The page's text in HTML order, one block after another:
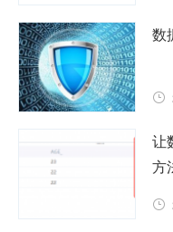
数
让
方